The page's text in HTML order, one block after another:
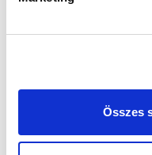
Összes
HORVÁTH
KÖSZÖNJÜK AZ
NYÚJTOTT
meccséről, a fiatalok